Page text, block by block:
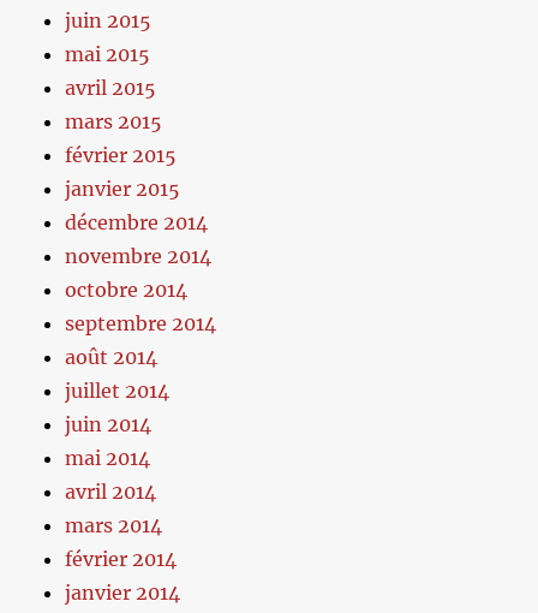
juin 2015
mai 2015
avril 2015
mars 2015
février 2015
janvier 2015
décembre 2014
novembre 2014
octobre 2014
septembre 2014
août 2014
juillet 2014
juin 2014
mai 2014
avril 2014
mars 2014
février 2014
janvier 2014